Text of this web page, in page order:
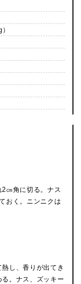
㎝角に切る。ナス
おく。ニンニクは
し、香りが出てき
。ナス、ズッキー